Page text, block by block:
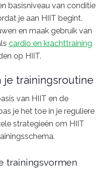
basisniveau van conditie
je aan HIIT begint.
en maak gebruik van
cardio en krachttraining
op HIIT.
je trainingsroutine
van HIIT en de
je het toe in je reguliere
strategieën om HIIT
trainingsvormen